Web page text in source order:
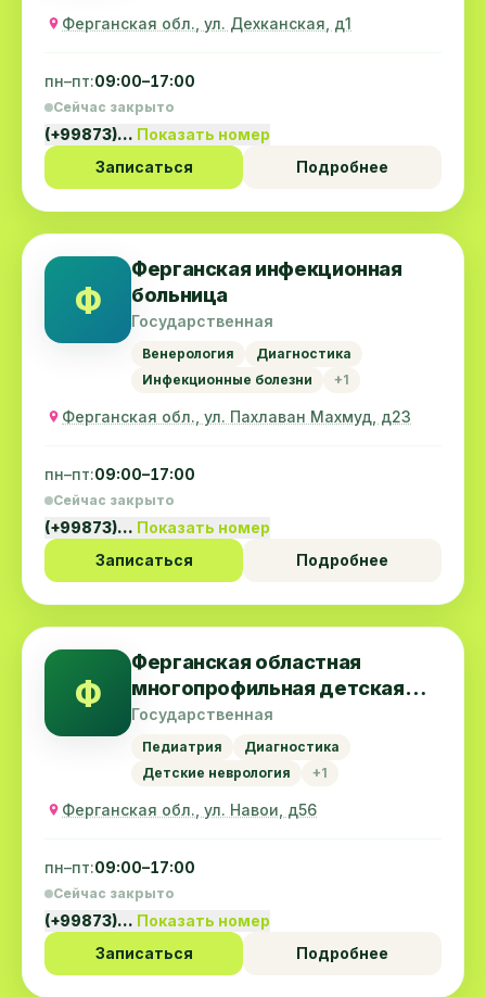
Ферганская обл., ул. Дехканская, д1
пн–пт:09:00–17:00
Сейчас закрыто
(+99873)… Показать номер
Записаться
Подробнее
Ф
Ферганская инфекционная
больница
Государственная
Венерология
Диагностика
Инфекционные болезни
+1
Ферганская обл., ул. Пахлаван Mахмуд, д23
пн–пт:09:00–17:00
Сейчас закрыто
(+99873)… Показать номер
Записаться
Подробнее
Ф
Ферганская областная
многопрофильная детская
больница
Государственная
Педиатрия
Диагностика
Детские неврология
+1
Ферганская обл., ул. Навои, д56
пн–пт:09:00–17:00
Сейчас закрыто
(+99873)… Показать номер
Записаться
Подробнее